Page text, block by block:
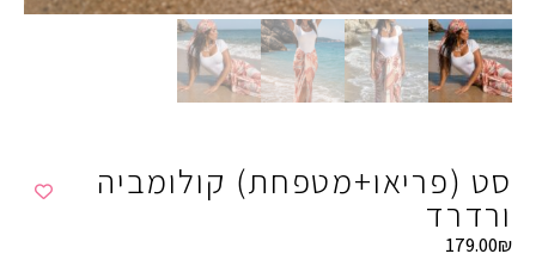
סט (פריאו+מטפחת) קולומביה
ורדרד
179.00₪